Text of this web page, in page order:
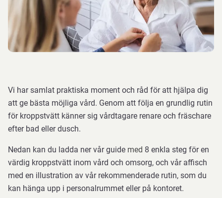
Vi har samlat praktiska moment och råd för att hjälpa dig
att ge bästa möjliga vård. Genom att följa en grundlig rutin
för kroppstvätt känner sig vårdtagare renare och fräschare
efter bad eller dusch.
Nedan kan du ladda ner vår guide med 8 enkla steg för en
värdig kroppstvätt inom vård och omsorg, och vår affisch
med en illustration av vår rekommenderade rutin, som du
kan hänga upp i personalrummet eller på kontoret.